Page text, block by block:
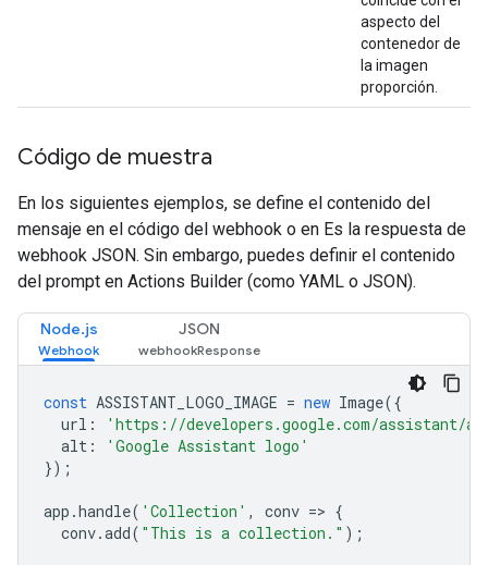
aspecto del
contenedor de
la imagen
proporción.
Código de muestra
En los siguientes ejemplos, se define el contenido del
mensaje en el código del webhook o en Es la respuesta de
webhook JSON. Sin embargo, puedes definir el contenido
del prompt en Actions Builder (como YAML o JSON).
Node.js JSON
const ASSISTANT_LOGO_IMAGE = new Image({
url :
'https://developers.google.com/assistant/
alt :
'Google Assistant logo'
});
app .handle( 'Collection' , conv => {
conv.add( "This is a collection." );